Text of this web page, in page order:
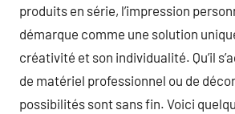
produits en série, l’impression
démarque comme une solution
créativité et son individualité. Qu’il
de matériel professionnel ou de
possibilités sont sans fin. Voici